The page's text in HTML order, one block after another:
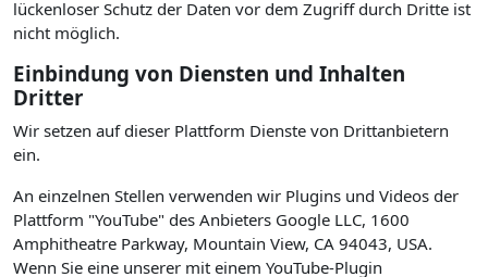
lückenloser Schutz der Daten vor dem Zugriff durch Dritte ist
nicht möglich.
Einbindung von Diensten und Inhalten
Dritter
Wir setzen auf dieser Plattform Dienste von Drittanbietern
ein.
An einzelnen Stellen verwenden wir Plugins und Videos der
Plattform "YouTube" des Anbieters Google LLC, 1600
Amphitheatre Parkway, Mountain View, CA 94043, USA.
Wenn Sie eine unserer mit einem YouTube-Plugin